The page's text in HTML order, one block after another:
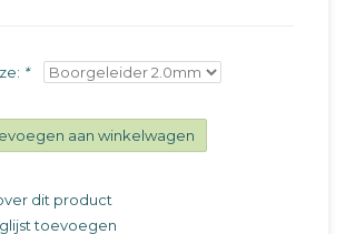
*
aan winkelwagen
dit product
toevoegen